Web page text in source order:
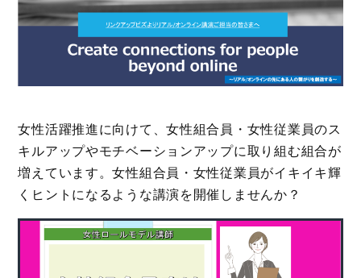
女性活躍推進に向けて、女性組合員・女性従業員のス
キルアップやモチベーションアップに取り組む組合が
増えています。女性組合員・女性従業員がイキイキ輝
くヒントになるような講演を開催しませんか？